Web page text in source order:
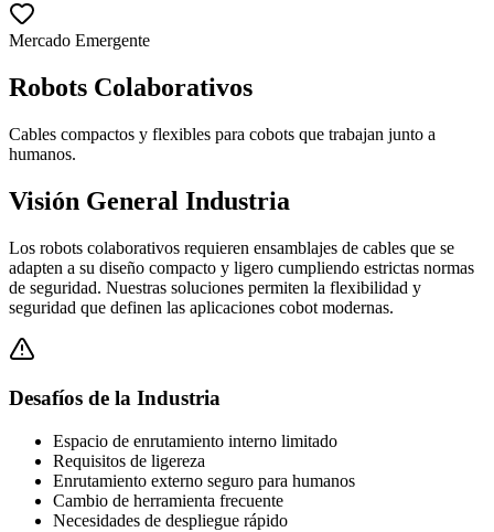
Mercado Emergente
Robots Colaborativos
Cables compactos y flexibles para cobots que trabajan junto a
humanos.
Visión General Industria
Los robots colaborativos requieren ensamblajes de cables que se
adapten a su diseño compacto y ligero cumpliendo estrictas normas
de seguridad. Nuestras soluciones permiten la flexibilidad y
seguridad que definen las aplicaciones cobot modernas.
Desafíos de la Industria
Espacio de enrutamiento interno limitado
Requisitos de ligereza
Enrutamiento externo seguro para humanos
Cambio de herramienta frecuente
Necesidades de despliegue rápido